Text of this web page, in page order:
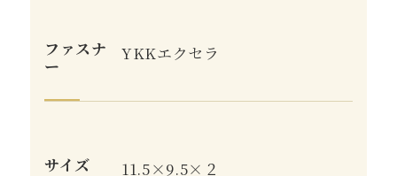
ファスナ
ー
YKKエクセラ
サイズ 11.5×9.5×２